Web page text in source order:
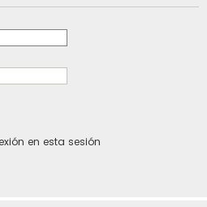
en esta sesión